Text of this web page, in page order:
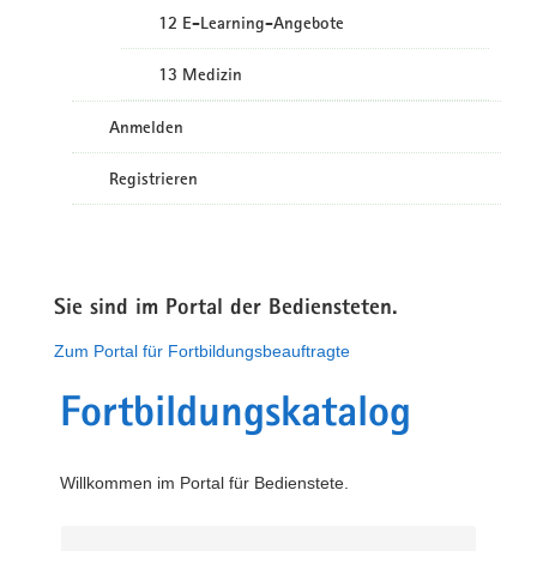
12 E-Learning-Angebote
13 Medizin
Anmelden
Registrieren
Sie sind im Portal der Bediensteten.
Zum Portal für Fortbildungsbeauftragte
Fortbildungskatalog
Willkommen im Portal für Bedienstete.